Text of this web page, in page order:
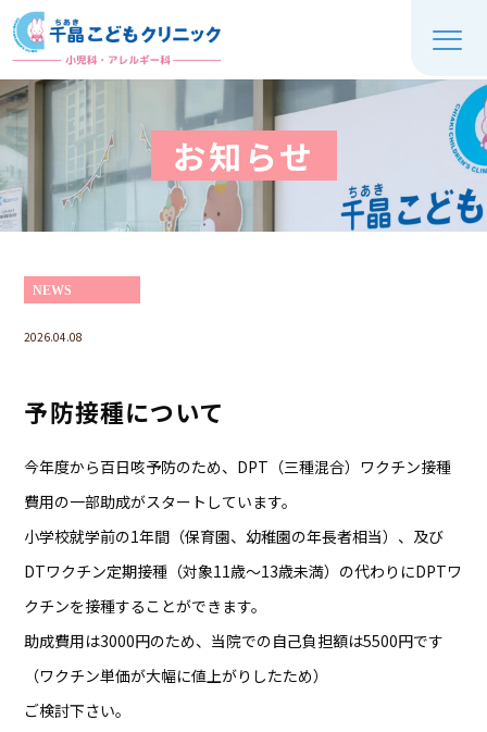
お知らせ
NEWS
2026.04.08
予防接種について
今年度から百日咳予防のため、DPT（三種混合）ワクチン接種
費用の一部助成がスタートしています。
小学校就学前の1年間（保育園、幼稚園の年長者相当）、及び
DTワクチン定期接種（対象11歳～13歳未満）の代わりにDPTワ
クチンを接種することができます。
助成費用は3000円のため、当院での自己負担額は5500円です
（ワクチン単価が大幅に値上がりしたため）
ご検討下さい。